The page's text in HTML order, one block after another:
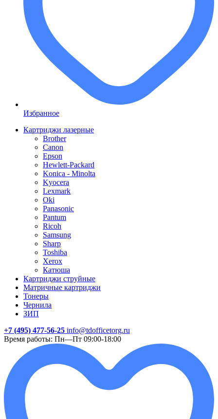
Избранное
Картриджи лазерные
Brother
Canon
Epson
Hewlett-Packard
Konica - Minolta
Kyocera
Lexmark
Oki
Panasonic
Pantum
Ricoh
Samsung
Sharp
Toshiba
Xerox
Катюша
Картриджи струйные
Матричные картриджи
Тонеры
Чернила
ЗИП
+7 (495) 477-56-25 info@tdofficetorg.ru
Время работы: Пн—Пт 09:00-18:00